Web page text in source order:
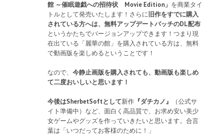
館 ～催眠遊戯への招待状 Movie Edition」 を商業タイ
トルとして発売いたします！さらに 旧作をすでに購入
されている方へは、無料アップデートパッチのDL配布
というかたちでバージョンアップできます！つまり現
在出ている「麗華の館」を購入されている方は、無料
で動画版を楽しめるということです！
なので、 今静止画版を購入されても、動画版も楽しめ
て二度おいしいと思います！
今後はSherbetSoftとして新作 『ダチカノ』
（公式サ
イト準備中）など、面白く高品質で、お求め安い美少
女ゲームやグッズを作っていきたいと思います。合言
葉は「いつだってお客様のために！」